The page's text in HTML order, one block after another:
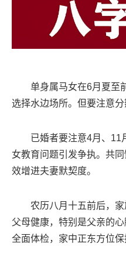
单身属马女在6月夏至
选择水边场所。但要注意分
已婚者要注意4月、11
女教育问题引发争执。共
效增进夫妻默契度。
农历八月十五前后，
父母健康，特别是父亲的
全面体检，家中正东方位保